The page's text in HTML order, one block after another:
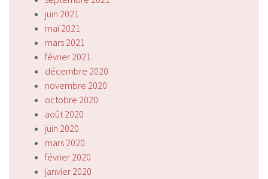
juin 2021
mai 2021
mars 2021
février 2021
décembre 2020
novembre 2020
octobre 2020
août 2020
juin 2020
mars 2020
février 2020
janvier 2020